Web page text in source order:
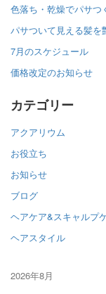
色落ち・乾燥でパサ
パサついて見える髪を
7月のスケジュール
価格改定のお知らせ
カテゴリー
アクアリウム
お役立ち
お知らせ
ブログ
ヘアケア&スキャルプ
ヘアスタイル
2026年8月